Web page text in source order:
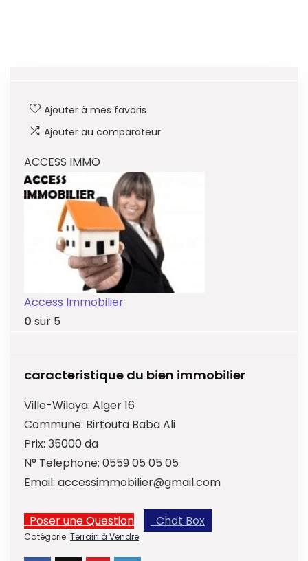
Ajouter à mes favoris
Ajouter au comparateur
ACCESS IMMO
Access Immobilier
0 sur 5
caracteristique du bien immobilier
Ville-Wilaya: Alger 16
Commune: Birtouta Baba Ali
Prix: 35000 da
N° Telephone: 0559 05 05 05
Email: accessimmobilier@gmail.com
Poser une Question Chat Box
Catégorie: Terrain à Vendre